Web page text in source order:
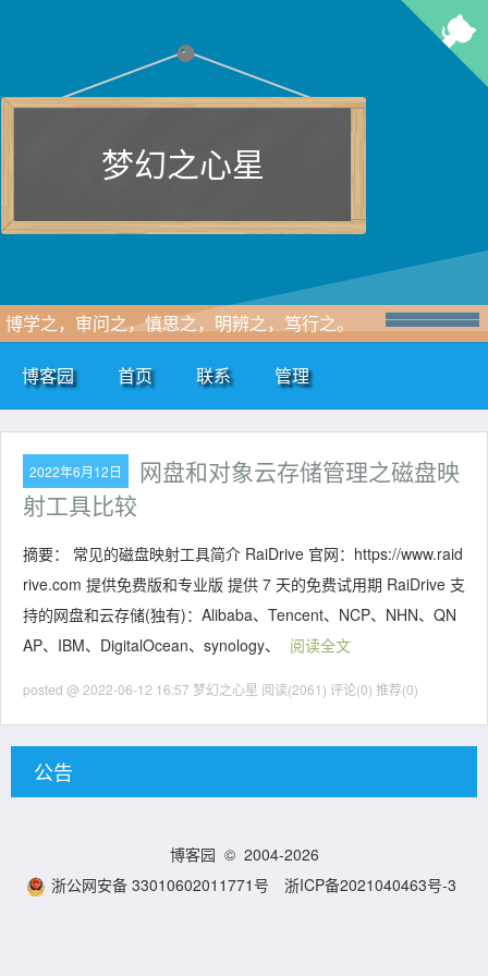
梦幻之心星
博学之，审问之，慎思之，明辨之，笃行之。
博客园 首页 联系 管理
2022年6月12日
网盘和对象云存储管理之磁盘映
射工具比较
摘要： 常见的磁盘映射工具简介 RaiDrive 官网：https://www.raid
rive.com 提供免费版和专业版 提供 7 天的免费试用期 RaiDrive 支
持的网盘和云存储(独有)：Alibaba、Tencent、NCP、NHN、QN
AP、IBM、DigitalOcean、synology、
阅读全文
posted @ 2022-06-12 16:57 梦幻之心星 阅读(2061) 评论(0) 推荐(0)
公告
博客园 © 2004-2026
浙公网安备 33010602011771号
浙ICP备2021040463号-3